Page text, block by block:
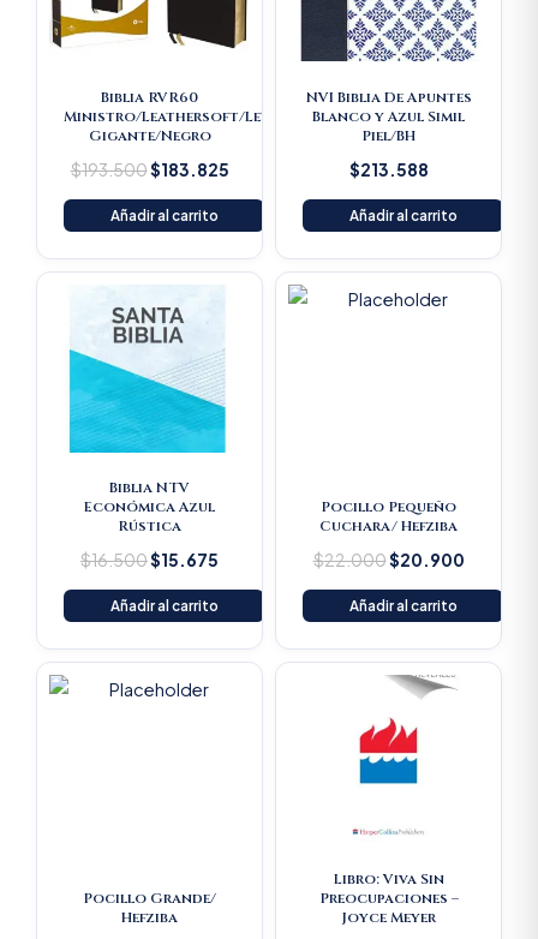
Biblia RVR60
Ministro/Leathersoft/Letra
Gigante/Negro
$193.500$183.825
Añadir al carrito
NVI Biblia De Apuntes
Blanco y Azul Simil
Piel/BH
$213.588
Añadir al carrito
Biblia NTV
Económica Azul
Rústica
$16.500
Original
price
was:
$16.500.
$15.675
Current
$15.675.
Añadir al carrito
Pocillo Pequeño
Cuchara/ Hefziba
$22.000
price
$20.900
Current
Añadir al carrito
Pocillo Grande/
Hefziba
price
Current
Libro: Viva Sin
Preocupaciones –
Joyce Meyer